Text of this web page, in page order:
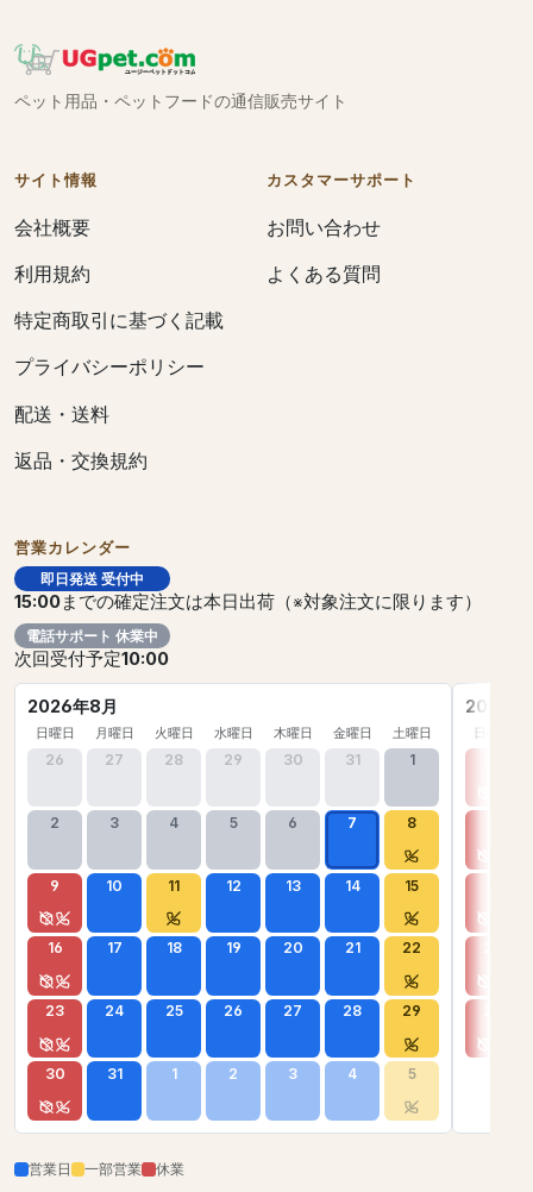
ペット用品・ペットフードの通信販売サイト
サイト情報
会社概要
利用規約
特定商取引に基づく記載
プライバシーポリシー
配送・送料
返品・交換規約
カスタマーサポート
お問い合わせ
よくある質問
営業カレンダー
即日発送 受付中
15:00までの確定注文は本日出荷（※対象注文に限ります）
電話サポート 休業中
次回受付予定10:00
2026年8月
日曜日 月曜日 火曜日 水曜日 木曜日 金曜日 土曜日
26 27 28 29 30 31 1
2 3 4 5 6 7 8
9 10 11 12 13 14 15
16 17 18 19 20 21 22
23 24 25 26 27 28 29
30 31 1 2 3 4 5
2026年
日曜日
営業日 一部営業 休業